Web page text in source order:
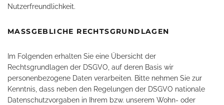
Nutzerfreundlichkeit.
MASSGEBLICHE RECHTSGRUNDLAGEN
Im Folgenden erhalten Sie eine Übersicht der
Rechtsgrundlagen der DSGVO, auf deren Basis wir
personenbezogene Daten verarbeiten. Bitte nehmen Sie zur
Kenntnis, dass neben den Regelungen der DSGVO nationale
Datenschutzvorgaben in Ihrem bzw. unserem Wohn- oder